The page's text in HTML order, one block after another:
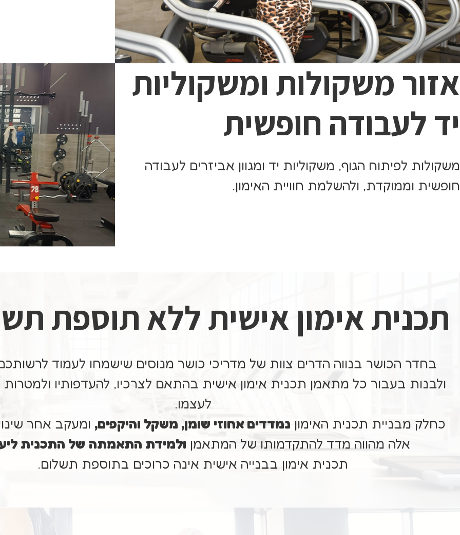
אזור משקולות ומשקוליות
יד לעבודה חופשית
משקולות לפיתוח הגוף, משקוליות יד ומגוון אביזרים לעבודה
חופשית וממוקדת, ולהשלמת חוויית האימון.
תכנית אימון אישית ללא תוספת
בחדר הכושר בנווה הדרים צוות של מדריכי כושר מנוסים שישמחו לעמוד
ולבנות בעבור כל מתאמן תכנית אימון אישית בהתאם לצרכיו, להעדפותיו
לעצמו.
כחלק מבניית תכנית האימון נמדדים אחוזי שומן, משקל והיקפים, ומעקב אחר
אלה מהווה מדד להתקדמותו של המתאמן ולמידת התאמתה של התכנית
תכנית אימון בבנייה אישית אינה כרוכים בתוספת תשלום.